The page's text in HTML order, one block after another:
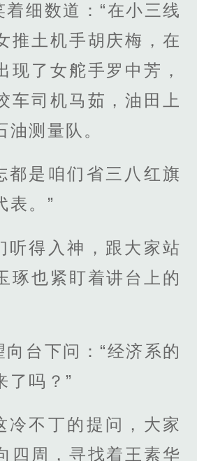
着细数道：“在小三线
推土机手胡庆梅，在
现了女舵手罗中芳，
车司机马茹，油田上
测量队。
都是咱们省三八红旗
表。”
听得入神，跟大家站
琢也紧盯着讲台上的
向台下问：“经济系的
了吗？”
冷不丁的提问，大家
四周，寻找着王素华